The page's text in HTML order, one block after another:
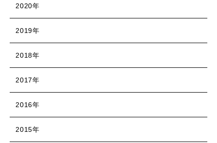
2020年
2019年
2018年
2017年
2016年
2015年